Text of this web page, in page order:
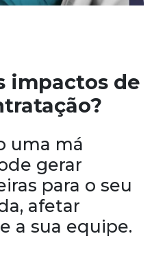
impactos de
uma má
gerar
para o seu
afetar
a sua equipe.